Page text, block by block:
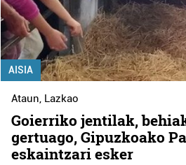
AISIA
Ataun, Lazkao
Goierriko jentilak,
gertuago, Gipuzkoako
eskaintzari esker